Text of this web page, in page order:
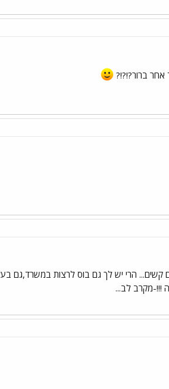
קשים... הרי יש לך גם בוס לרצות במשרד,גם
!!!-מקרב לב...